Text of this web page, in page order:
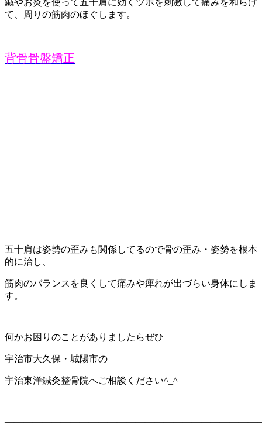
鍼やお灸を使って五十肩に効くツボを刺激して痛みを和らげ
て、周りの筋肉のほぐします。
背骨骨盤矯正
五十肩は姿勢の歪みも関係してるので骨の歪み・姿勢を根本
的に治し、
筋肉のバランスを良くして痛みや痺れが出づらい身体にしま
す。
何かお困りのことがありましたらぜひ
宇治市大久保・城陽市の
宇治東洋鍼灸整骨院へご相談ください^_^